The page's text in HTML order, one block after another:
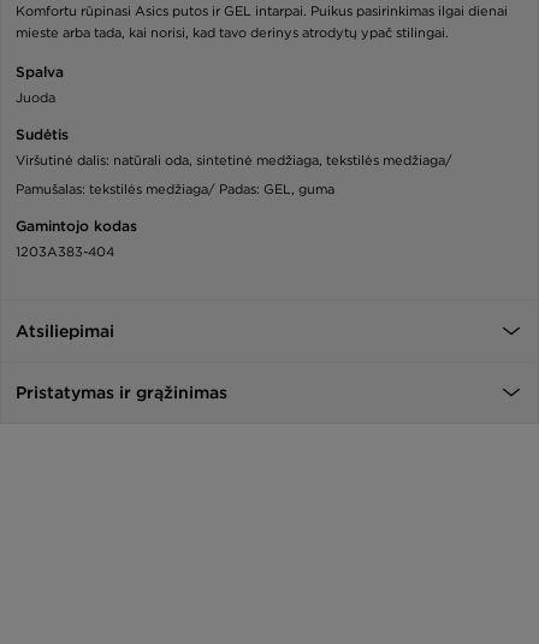
Komfortu rūpinasi Asics putos ir GEL intarpai. Puikus pasirinkimas ilgai dienai
mieste arba tada, kai norisi, kad tavo derinys atrodytų ypač stilingai.
Spalva
Juoda
Sudėtis
Viršutinė dalis: natūrali oda, sintetinė medžiaga, tekstilės medžiaga/
Pamušalas: tekstilės medžiaga/ Padas: GEL, guma
Gamintojo kodas
1203A383-404
Atsiliepimai
Pristatymas ir grąžinimas